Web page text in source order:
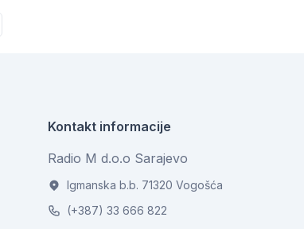
Kontakt informacije
Radio M d.o.o Sarajevo
Igmanska b.b. 71320 Vogošća
(+387) 33 666 822